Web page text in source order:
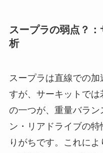
スープラの弱点？
析
スープラは直線での
すが、サーキットで
の一つが、重量バラ
ン・リアドライブの
りがちです。これに